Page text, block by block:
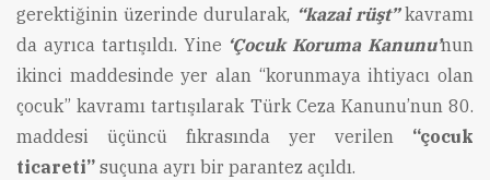
gerektiğinin üzerinde durularak, “kazai rüşt”kavramı
da ayrıca tartışıldı. Yine ‘Çocuk Koruma Kanunu’nun
ikinci maddesinde yer alan “korunmaya ihtiyacı olan
çocuk” kavramı tartışılarak Türk Ceza Kanunu’nun 80.
maddesi üçüncü fıkrasında yer verilen “çocuk
ticareti” suçuna ayrı bir parantez açıldı.